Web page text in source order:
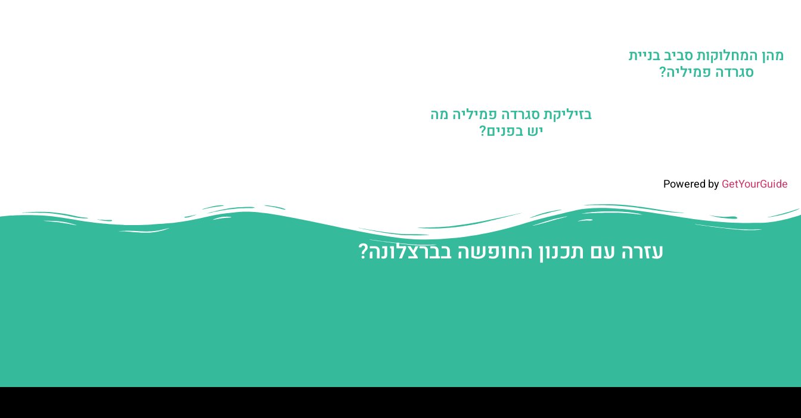
מהן המחלוקות סביב בניית
סגרדה פמיליה?
בזיליקת סגרדה פמיליה מה
יש בפנים?
Powered byGetYourGuide
עזרה עם תכנון החופשה בברצלונה?